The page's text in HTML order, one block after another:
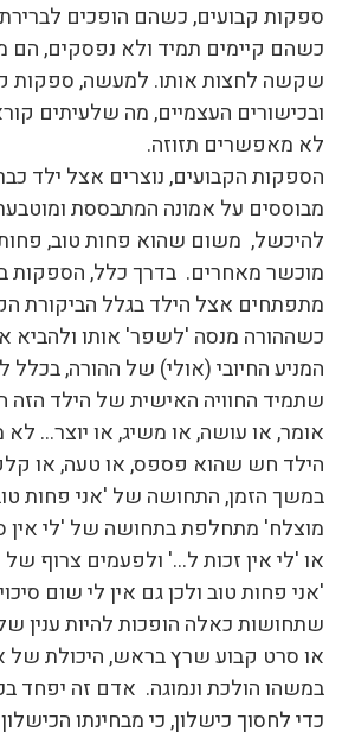
ספקות קבועים, כשהם הופכים
כשהם קיימים תמיד ולא נפסקים, הם
שקשה לחצות אותו. למעשה, ספקות
ובכישורים העצמיים, מה שלעיתים
לא מאפשרים תזוזה.
הספקות הקבועים, נוצרים אצל ילד
מבוססים על אמונה המתבססת
להיכשל, משום שהוא פחות טוב,
מוכשר מאחרים. בדרך כלל, הספקות
מתפתחים אצל הילד בגלל הביקורת
כשההורה מנסה 'לשפר' אותו ולהביא
המניע החיובי (אולי) של ההורה,
שתמיד החוויה האישית של הילד
אומר, או עושה, או משיג, או יוצר…
הילד חש שהוא פספס, או טעה, או
במשך הזמן, התחושה של 'אני פחות
מוצלח' מתחלפת בתחושה של 'לי אין
או 'לי אין זכות ל…' ולפעמים צרוף
'אני פחות טוב ולכן גם אין לי שום
שתחושות כאלה הופכות להיות ענין
או סרט קבוע שרץ בראש, היכולת של
במשהו הולכת ונמוגה. אדם זה יפחד
כדי לחסוך כישלון, כי מבחינתו